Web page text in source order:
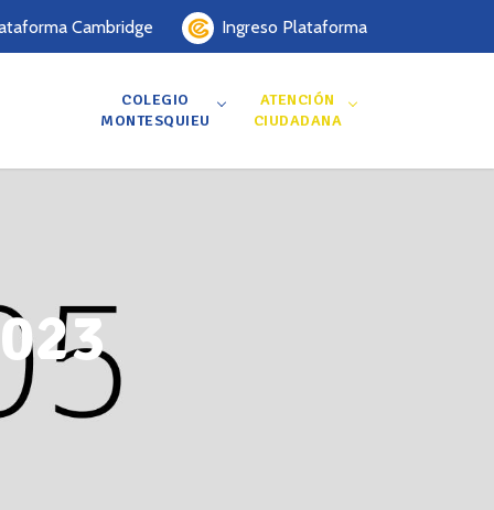
Cambridge Ingreso Plataforma
COLEGIO
MONTESQUIEU
ATENCIÓN
CIUDADANA